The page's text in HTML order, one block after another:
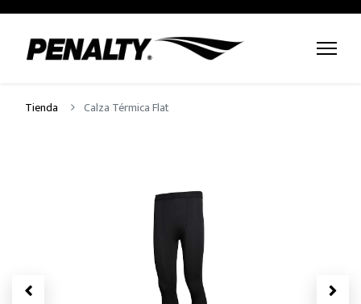
Tienda Calza Térmica Flat